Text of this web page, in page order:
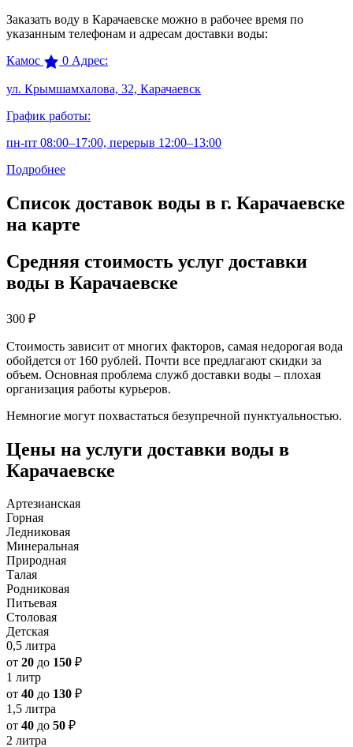
Заказать воду в Карачаевске можно в рабочее время по
указанным телефонам и адресам доставки воды:
Камос
0 Адрес:
ул. Крымшамхалова, 32, Карачаевск
График работы:
пн-пт 08:00–17:00, перерыв 12:00–13:00
Подробнее
Список доставок воды в г. Карачаевске
на карте
Средняя стоимость услуг доставки
воды в Карачаевске
300 ₽
Стоимость зависит от многих факторов, самая недорогая вода
обойдется от 160 рублей. Почти все предлагают скидки за
объем. Основная проблема служб доставки воды – плохая
организация работы курьеров.
Немногие могут похвастаться безупречной пунктуальностью.
Цены на услуги доставки воды в
Карачаевске
Артезианская
Горная
Ледниковая
Минеральная
Природная
Талая
Родниковая
Питьевая
Столовая
Детская
0,5 литра
от 20 до 150 ₽
1 литр
от 40 до 130 ₽
1,5 литра
от 40 до 50 ₽
2 литра